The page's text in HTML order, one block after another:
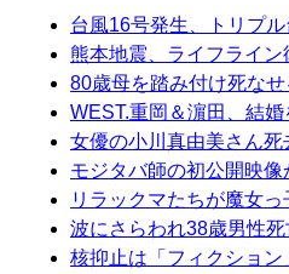
台風16号発生、トリプル
熊本地震、ライフライン
80歳母を踏み付け死な
WEST.重岡＆濵田、結婚
女優の小川真由美さん死
モジタバ師の初公開映像
リラックマたちが魔女っ
波にさらわれ38歳男性
核抑止は「フィクション